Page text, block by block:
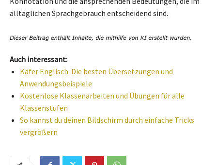
alltäglichen Sprachgebrauch entscheidend sind.
Auch interessant:
Käfer Englisch: Die besten Übersetzungen und
Anwendungsbeispiele
Kostenlose Klassenarbeiten und Übungen für alle
Klassenstufen
So kannst du deinen Bildschirm durch einfache Tricks
vergrößern